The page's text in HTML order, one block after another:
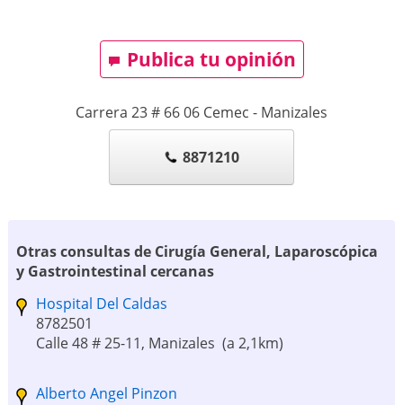
Publica tu opinión
Carrera 23 # 66 06 Cemec - Manizales
8871210
Otras consultas de Cirugía General, Laparoscópica
y Gastrointestinal cercanas
Hospital Del Caldas
8782501
Calle 48 # 25-11, Manizales (a 2,1km)
Alberto Angel Pinzon